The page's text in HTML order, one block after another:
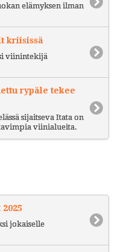
elämyksen ilman
kriisissä
viinintekijä
rypäle tekee
sijaitseva Itata on
viinialueita.
jokaiselle